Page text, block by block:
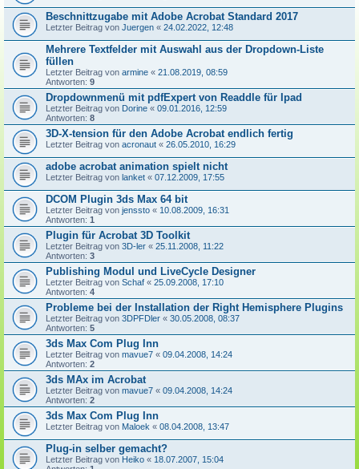
Beschnittzugabe mit Adobe Acrobat Standard 2017
Letzter Beitrag von Juergen « 24.02.2022, 12:48
Mehrere Textfelder mit Auswahl aus der Dropdown-Liste
füllen
Letzter Beitrag von armine « 21.08.2019, 08:59
Antworten: 9
Dropdownmenü mit pdfExpert von Readdle für Ipad
Letzter Beitrag von Dorine « 09.01.2016, 12:59
Antworten: 8
3D-X-tension für den Adobe Acrobat endlich fertig
Letzter Beitrag von acronaut « 26.05.2010, 16:29
adobe acrobat animation spielt nicht
Letzter Beitrag von lanket « 07.12.2009, 17:55
DCOM Plugin 3ds Max 64 bit
Letzter Beitrag von jenssto « 10.08.2009, 16:31
Antworten: 1
Plugin für Acrobat 3D Toolkit
Letzter Beitrag von 3D-ler « 25.11.2008, 11:22
Antworten: 3
Publishing Modul und LiveCycle Designer
Letzter Beitrag von Schaf « 25.09.2008, 17:10
Antworten: 4
Probleme bei der Installation der Right Hemisphere Plugins
Letzter Beitrag von 3DPFDler « 30.05.2008, 08:37
Antworten: 5
3ds Max Com Plug Inn
Letzter Beitrag von mavue7 « 09.04.2008, 14:24
Antworten: 2
3ds MAx im Acrobat
Letzter Beitrag von mavue7 « 09.04.2008, 14:24
Antworten: 2
3ds Max Com Plug Inn
Letzter Beitrag von Maloek « 08.04.2008, 13:47
Plug-in selber gemacht?
Letzter Beitrag von Heiko « 18.07.2007, 15:04